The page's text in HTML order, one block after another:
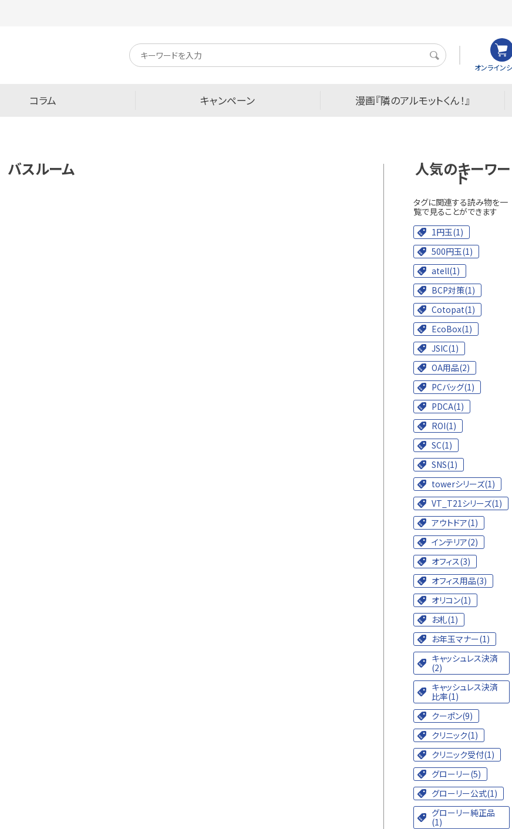
キ
ワ
検
索
オンライン
コラム キャンペーン 漫画『隣のアルモットくん！』
バスルーム 人気のキーワー
ド
タグに関連する読み物を一
覧で見ることができます
1円玉(1)
500円玉(1)
atell(1)
BCP対策(1)
Cotopat(1)
EcoBox(1)
JSIC(1)
OA用品(2)
PCバッグ(1)
PDCA(1)
ROI(1)
SC(1)
SNS(1)
towerシリーズ(1)
VT_T21シリーズ(1)
アウトドア(1)
インテリア(2)
オフィス(3)
オフィス用品(3)
オリコン(1)
お札(1)
お年玉マナー(1)
キャッシュレス決済
(2)
キャッシュレス決済
比率(1)
クーポン(9)
クリニック(1)
クリニック受付(1)
グローリー(5)
グローリー公式(1)
グローリー純正品
(1)